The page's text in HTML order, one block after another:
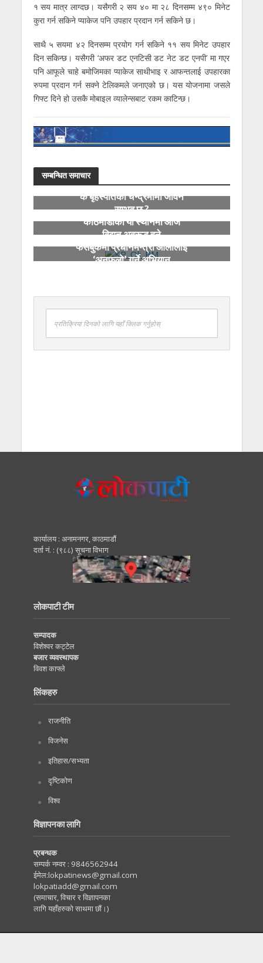
१ सय मात्र लाग्दछ। यसैगरी २ सय ४० मा २८ दिनसम्म ४९० मिनेट
कुरा गर्न सकिने प्याकेज पनि उपहार प्रदान गर्न सकिने छ।
साथै ५ सयमा ४२ दिनसम्म प्रयोग गर्न सकिने ११ सय मिनेट उपहार
दिन सकिन्छ। यसैगरी ‘अफर डट एनटिसी डट नेट डट एनपी’ मा गएर
पनि आफूले चाहे बमोजिमका प्याकेज साथीभाइ र आफन्तलाई उपहारका
रुपमा प्रदान गर्न सक्ने टेलिकमले जनाएको छ। यस योजनामा जसले
गिफ्ट दिने हो उसकै मोबाइल व्यालेन्सबाट रकम काटिन्छ।
सम्बन्धित समाचार
के बृहस्पतिको चन्द्रमामा जीवन
सम्भव छ ?
काठमाडौंका यी स्थानमा आज
विद्युत् अवरूद्ध हुने
फेसबुकमा प्रधानमन्त्री ओलीलाई
‘अनफलो’ गर्ने अभियान
प्रतिक्रिया दिनको लागि यहाँ क्लिक गर्नुहोस्
कार्यालय : अनामनगर, काठमाडाैं
दर्ता नं. : (९८८) सूचना विभाग
लोकपाटी टीम
सम्पादक
विशेश्वर कट्टेल
बजार व्यवस्थापक
विवश काफ्ले
लिंकहरु
राजनीति
विजनेस
इतिहास/सभ्यता
दृष्टिकोण
विश्व
विज्ञापनका लागि
प्रबन्धक
सम्पर्क नम्वर : 9846562944
ईमेल:lokpatinews@gmail.com
lokpatiadd@gmail.com
(समाचार, विचार र विज्ञापनका
लागि यहाँहरुको साथमा छौं।)